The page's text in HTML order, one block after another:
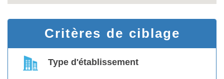
Critères de ciblage
Type d'établissement